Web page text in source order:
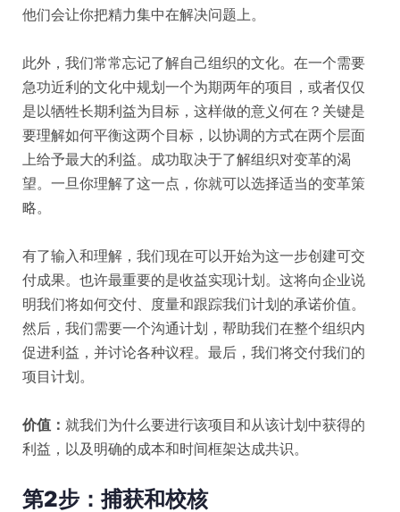
他们会让你把精力集中在解决问题上。
此外，我们常常忘记了解自己组织的文化。在一个需要
急功近利的文化中规划一个为期两年的项目，或者仅仅
是以牺牲长期利益为目标，这样做的意义何在？关键是
要理解如何平衡这两个目标，以协调的方式在两个层面
上给予最大的利益。成功取决于了解组织对变革的渴
望。一旦你理解了这一点，你就可以选择适当的变革策
略。
有了输入和理解，我们现在可以开始为这一步创建可交
付成果。也许最重要的是收益实现计划。这将向企业说
明我们将如何交付、度量和跟踪我们计划的承诺价值。
然后，我们需要一个沟通计划，帮助我们在整个组织内
促进利益，并讨论各种议程。最后，我们将交付我们的
项目计划。
价值： 就我们为什么要进行该项目和从该计划中获得的
利益，以及明确的成本和时间框架达成共识。
第2步：捕获和校核